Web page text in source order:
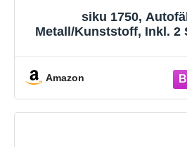
siku 1750,
Metall/Kunststoff, Inkl. 2
Amazon